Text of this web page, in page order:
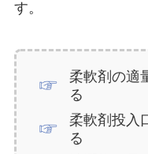
す。
柔軟剤の適
る
柔軟剤投入
る